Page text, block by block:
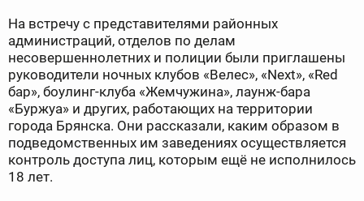
На встречу с представителями районных
администраций, отделов по делам
несовершеннолетних и полиции были приглашены
руководители ночных клубов «Велес», «Next», «Red
бар», боулинг-клуба «Жемчужина», лаунж-бара
«Буржуа» и других, работающих на территории
города Брянска. Они рассказали, каким образом в
подведомственных им заведениях осуществляется
контроль доступа лиц, которым ещё не исполнилось
18 лет.